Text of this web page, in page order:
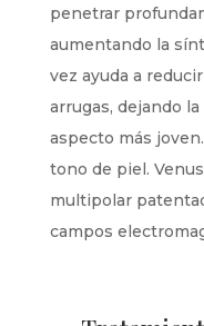
penetrar
aumentando la
vez ayuda a
arrugas, dejando
aspecto más
tono de piel.
multipolar
campos